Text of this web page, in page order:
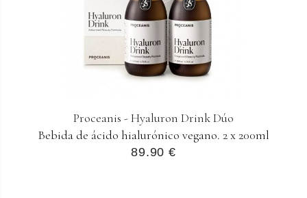
Proceanis - Hyaluron Drink Dúo
Bebida de ácido hialurónico vegano. 2 x 200ml
89.90 €